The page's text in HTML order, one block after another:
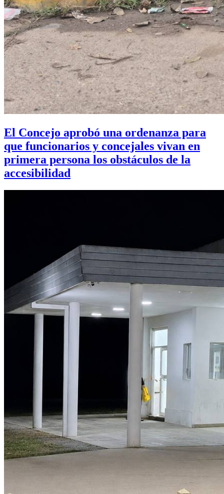
El Concejo aprobó una ordenanza para
que funcionarios y concejales vivan en
primera persona los obstáculos de la
accesibilidad